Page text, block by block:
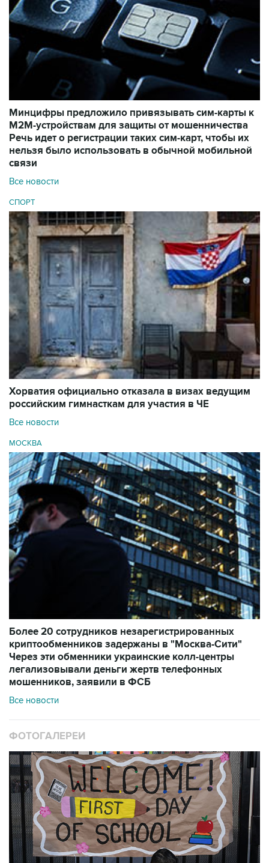
Минцифры предложило привязывать сим-карты к
M2M-устройствам для защиты от мошенничества
Речь идет о регистрации таких сим-карт, чтобы их
нельзя было использовать в обычной мобильной
связи
Все новости
СПОРТ
Хорватия официально отказала в визах ведущим
российским гимнасткам для участия в ЧЕ
Все новости
МОСКВА
Более 20 сотрудников незарегистрированных
криптообменников задержаны в "Москва-Сити"
Через эти обменники украинские колл-центры
легализовывали деньги жертв телефонных
мошенников, заявили в ФСБ
Все новости
ФОТОГАЛЕРЕИ